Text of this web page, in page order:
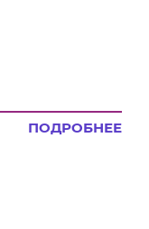
ПОДРОБНЕЕ